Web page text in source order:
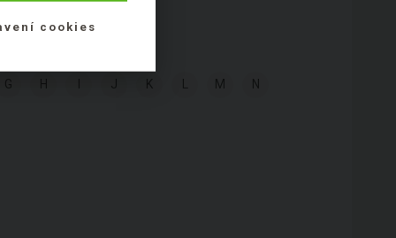
G H K M N
cookies